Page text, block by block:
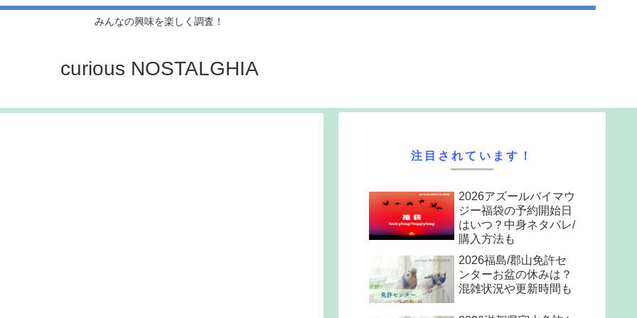
みんなの興味を楽しく調査！
curious NOSTALGHIA
注目されています！
2026アズールバイマウ
ジー福袋の予約開始日
はいつ？中身ネタバレ/
購入方法も
2026福島/郡山免許セ
ンターお盆の休みは？
混雑状況や更新時間も